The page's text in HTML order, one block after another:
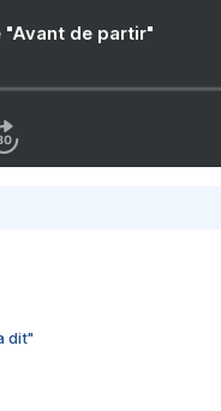
"Avant de partir"
dit"